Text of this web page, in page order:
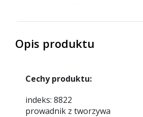
Opis produktu
Cechy produktu:
indeks: 8822
prowadnik z tworzywa